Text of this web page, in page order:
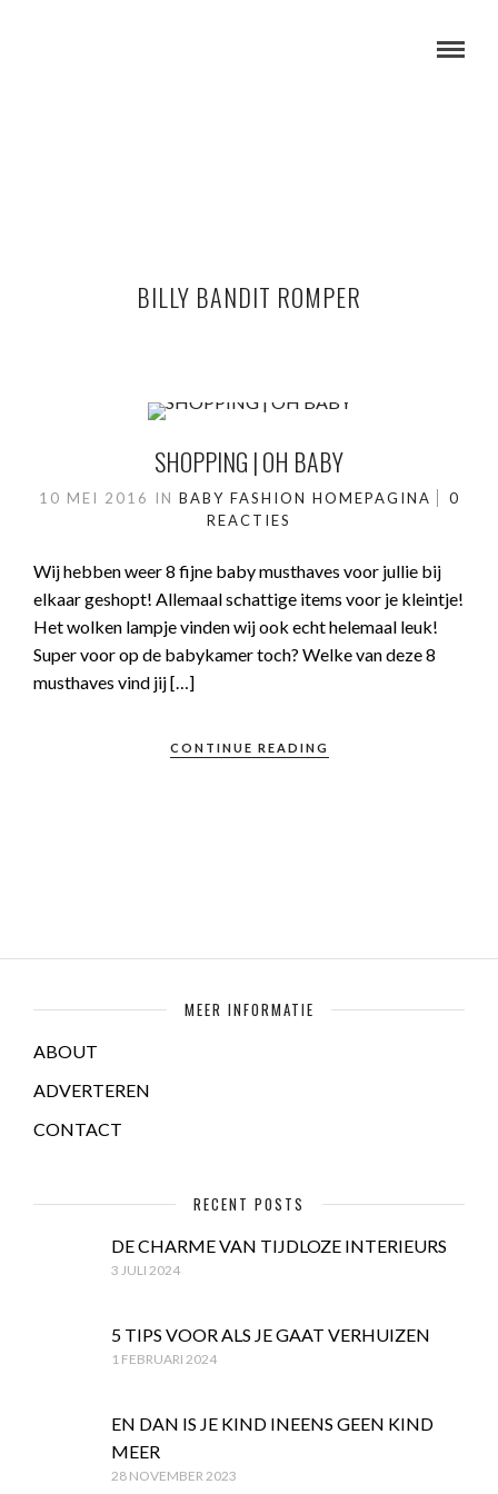
BILLY BANDIT ROMPER
SHOPPING | OH BABY
10 MEI 2016 IN BABY FASHION HOMEPAGINA
0
REACTIES
Wij hebben weer 8 fijne baby musthaves voor jullie bij
elkaar geshopt! Allemaal schattige items voor je kleintje!
Het wolken lampje vinden wij ook echt helemaal leuk!
Super voor op de babykamer toch? Welke van deze 8
musthaves vind jij […]
CONTINUE READING
MEER INFORMATIE
ABOUT
ADVERTEREN
CONTACT
RECENT POSTS
DE CHARME VAN TIJDLOZE INTERIEURS
3 JULI 2024
5 TIPS VOOR ALS JE GAAT VERHUIZEN
1 FEBRUARI 2024
EN DAN IS JE KIND INEENS GEEN KIND
MEER
28 NOVEMBER 2023